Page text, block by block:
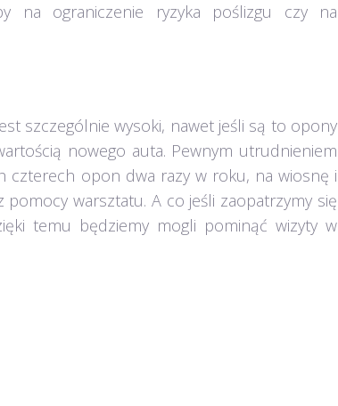
na ograniczenie ryzyka poślizgu czy na
szczególnie wysoki, nawet jeśli są to opony
nowego auta. Pewnym utrudnieniem
czterech opon dwa razy w roku, na wiosnę i
warsztatu. A co jeśli zaopatrzymy się
temu będziemy mogli pominąć wizyty w